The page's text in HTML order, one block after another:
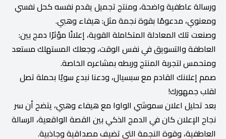
ورسالة عاطفية واضحة، ومنتج تجميل يقدم نفسه كحل نفسي
ومعنوي، مدعومًا بقوة نجمة مثل: هيفاء وهبي.
وصنعت تلك المعادلة المتكاملة القوية، إعلانًا مؤثرًا دمج بين:
العاطفة والتسويق في نفس الوقت، وجعلك المستهلك مستعد
ومتحمس لتجربة المنتج وربطه بمشاعره الخاصة.
صمم إعلانك القادم مع سبسيال، ودعنا نبدع سويًا بحملة تصل
لقلب جمهورك!
بعد تحليل اعلان سموشي الواوا مع هيفاء وهبي، يتضح أن سر
نجاح الإعلان كان في الدمج الذكي بين القصة الواقعية، الرسالة
العاطفية، وقوة النجمة التي تضيف مصداقية وجاذبية.